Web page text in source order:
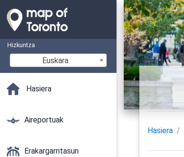
Hizkuntza
Euskara
Hasiera
Aireportuak
Erakargarritasun
Hasiera